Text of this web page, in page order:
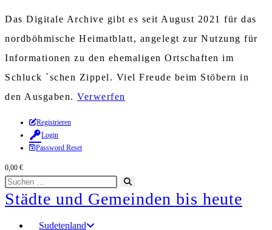
Das Digitale Archive gibt es seit August 2021 für das
nordböhmische Heimatblatt, angelegt zur Nutzung für
Informationen zu den ehemaligen Ortschaften im
Schluck `schen Zippel. Viel Freude beim Stöbern in
den Ausgaben. Verwerfen
Zum
Inhalt
springen
Registrieren
Login
Password Reset
0,00 €
Diese
Website
durchsuchen
starten
Städte und Gemeinden bis heute
Sudetenland